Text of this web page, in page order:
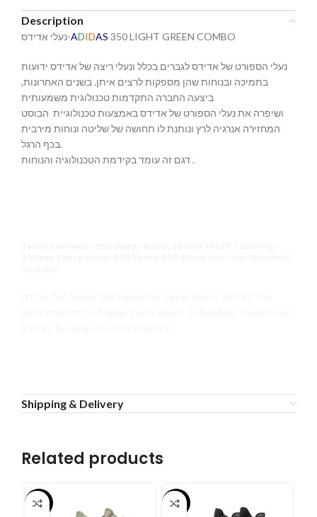
Description
נעלי אדידס-ADIDAS 350 LIGHT GREEN COMBO
נעלי הספורט של אדידס לגברים בכלל ונעלי ריצה של אדידס ידועות
בתמיכה ובנוחות שהן מספקות לרצים איתן. בשנים האחרונות,
ביצעה החברה התקדמות טכנולוגית משמעותית
ושיפרה את נעלי הספורט של אדידס באמצעות טכנולוגיית הבוסט
המחזירה אנרגיה לרץ ונותנת לו תחושה של שליטה ונוחות מירבית
בכף הרגל.
דגם זה עומד בקידמת הטכנולוגיה והנוחות .
Shipping & Delivery
Related products
-55% -55%